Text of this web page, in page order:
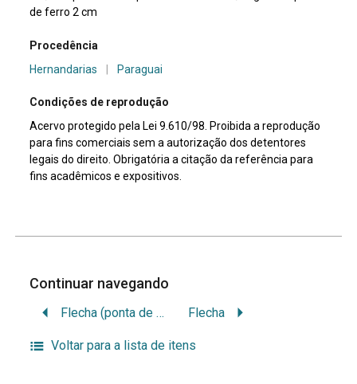
de ferro 2 cm
Procedência
Hernandarias
Paraguai
Condições de reprodução
Acervo protegido pela Lei 9.610/98. Proibida a reprodução
para fins comerciais sem a autorização dos detentores
legais do direito. Obrigatória a citação da referência para
fins acadêmicos e expositivos.
Continuar navegando
Flecha (ponta de madeira) Flecha
Voltar para a lista de itens